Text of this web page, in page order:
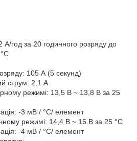
A/год за 20 годинного розряду до
105 А (5 секунд)
струм: 2,1 A
режимі: 13,5 В ~ 13,8 В за 25
-3 мВ / °C/ елемент
режимі: 14,4 В ~ 15 В за 25 °C
-4 мВ / °C/ елемент